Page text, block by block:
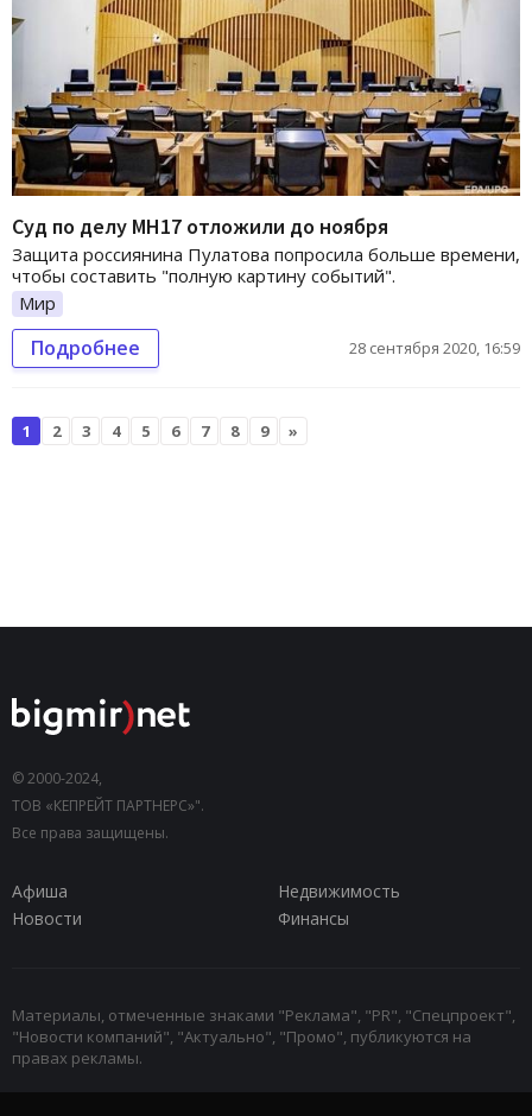
Суд по делу МН17 отложили до ноября
Защита россиянина Пулатова попросила больше времени,
чтобы составить "полную картину событий".
Мир
Подробнее 28 сентября 2020, 16:59
1 2 3 4 5 6 7 8 9 »
© 2000-2024,
ТОВ «КЕПРЕЙТ ПАРТНЕРС»".
Все права защищены.
Афиша
Недвижимость
Новости
Финансы
Материалы, отмеченные знаками "Реклама", "PR", "Спецпроект",
"Новости компаний", "Актуально", "Промо", публикуются на
правах рекламы.